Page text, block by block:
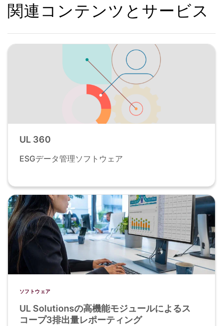
関連コンテンツとサービス
UL 360
ESGデータ管理ソフトウェア
ソフトウェア
UL Solutionsの高機能モジュールによるス
コープ3排出量レポーティング